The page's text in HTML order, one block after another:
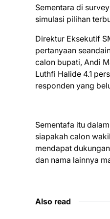
Sementara di
simulasi pilihan
Direktur Eksekutif
pertanyaan
calon bupati, Andi
Luthfi Halide 4.1
responden yang
Sementafa itu
siapakah calon
mendapat
dan nama lainnya
Also read